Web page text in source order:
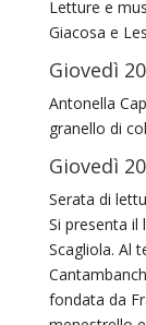
Letture e
Giacosa e
Giovedì
Antonella
granello di
Giovedì
Serata di
Si presenta il
Scagliola. Al
fondata da